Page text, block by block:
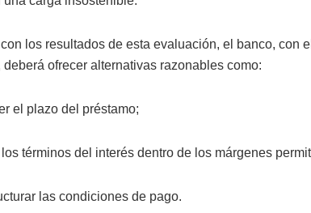
los resultados de esta evaluación, el banco, con
deberá ofrecer alternativas razonables como:
el plazo del préstamo;
términos del interés dentro de los márgenes
las condiciones de pago.